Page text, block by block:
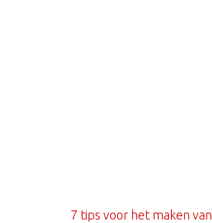
7 tips voor het maken van